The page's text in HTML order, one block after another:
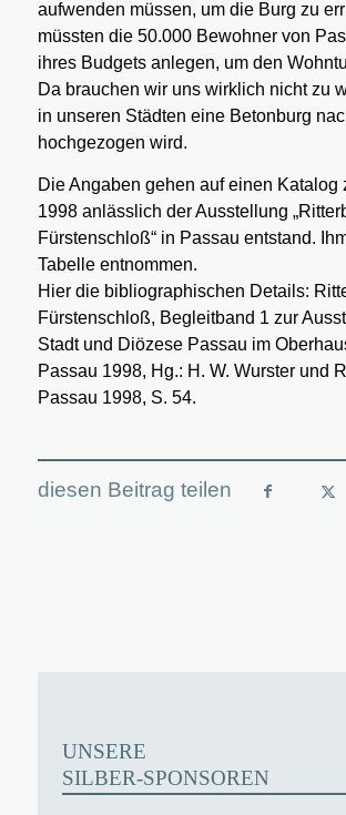
aufwenden müssen, um die Burg zu
müssten die 50.000 Bewohner von
ihres Budgets anlegen, um den
Da brauchen wir uns wirklich nicht zu
in unseren Städten eine Betonburg
hochgezogen wird.
Die Angaben gehen auf einen Katalog
1998 anlässlich der Ausstellung
Fürstenschloß“ in Passau entstand.
Tabelle entnommen.
Hier die bibliographischen Details:
Fürstenschloß, Begleitband 1 zur
Stadt und Diözese Passau im
Passau 1998, Hg.: H. W. Wurster und
Passau 1998, S. 54.
UNSERE
SILBER-SPONSOREN